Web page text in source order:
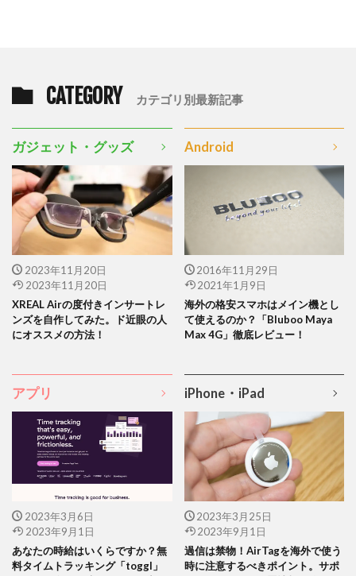
CATEGORY カテゴリ別最新記事
ガジェット・グッズ
2023年11月20日
2023年11月20日
XREAL Airの度付きインサートレ
ンズを自作してみた。ド近眼の人
にオススメの方法！
Android
2016年11月29日
2021年1月9日
海外の格安スマホはメイン機とし
て使えるのか？「Bluboo Maya
Max 4G」徹底レビュー！
アプリ
2023年3月6日
2023年9月1日
あなたの時給はいくらですか？無
料タイムトラッキング「toggl」
iPhone・iPad
2023年3月25日
2023年9月1日
過信は禁物！AirTagを海外で使う
時に注意するべきポイント。サポ